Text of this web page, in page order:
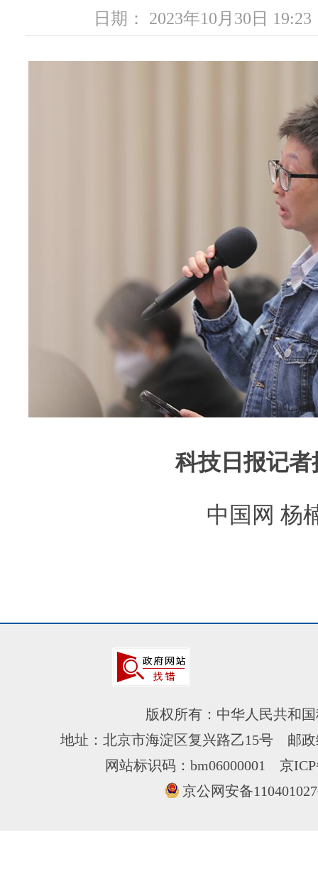
日期： 2023年10月30日
科技日报记者
中国网 杨
版权所有：中华人民共和
地址：北京市海淀区复兴路乙15号 邮
网站标识码：bm06000001 京
京公网安备